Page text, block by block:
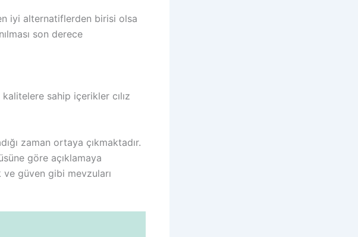
iyi alternatiflerden birisi olsa
son derece
kalitelere sahip içerikler cılız
zaman ortaya çıkmaktadır.
göre açıklamaya
ve güven gibi mevzuları